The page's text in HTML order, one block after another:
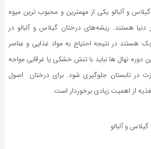
و آلبالو یکی از مهمترین و محبوب ترین میوه
هستند. ریشه‌های درختان گیلاس و آلبالو در
هستند در نتیجه احتیاج به مواد غذایی و عناصر
دوره نهال ها نباید با تنش خشکی یا غرقابی مواجه
در تابستان جلوگیری شود. برای درختان اصول
از اهمیت زیادی برخوردار است.